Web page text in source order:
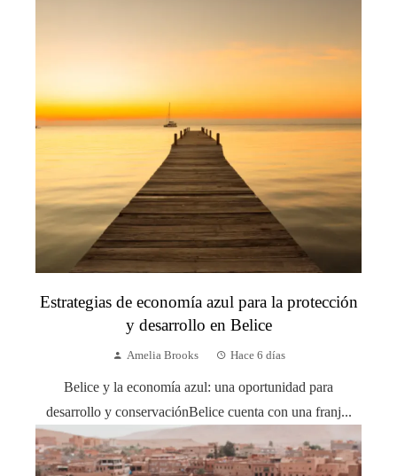
Estrategias de economía azul para la protección
y desarrollo en Belice
Amelia Brooks Hace 6 días
Belice y la economía azul: una oportunidad para
desarrollo y conservaciónBelice cuenta con una franj...